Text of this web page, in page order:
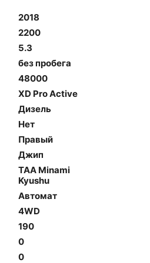
2018
2200
5.3
без пробега
48000
XD Pro Active
Дизель
Нет
Правый
Джип
TAA Minami
Kyushu
Автомат
4WD
190
0
0